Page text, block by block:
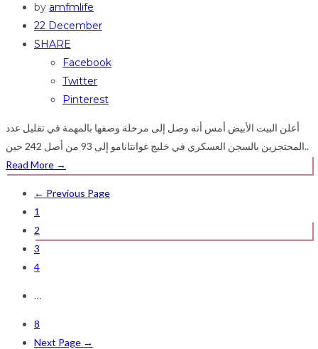
by amfmlife
22 December
SHARE
Facebook
Twitter
Pinterest
أعلن البيت الأبيض أمس أنه وصل إلى مرحلة وصفها بالمهمة في تقليل عدد
المحتجزين بالسجن العسكري في خليج غوانتانامو إلى 93 من أصل 242 حين..
Read More →
← Previous Page
1
2
3
4
…
8
Next Page →